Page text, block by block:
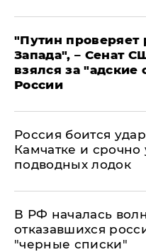
"Путин проверяет
Запада", – Сенат
взялся за "адские
России
Россия боится
Камчатке и срочно
подводных лодок
​В РФ началась
отказавшихся
"черные списки"